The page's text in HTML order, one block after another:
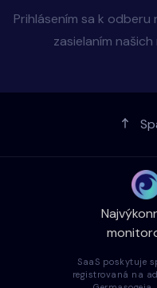
Prihlásením sa k
zasielaním
SaaS poskytuje
registrovaná na